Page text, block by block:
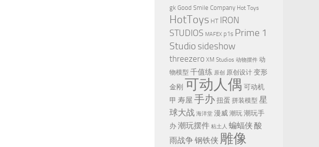
gk Good Smile Company Hot Toys
HotToys HT IRON
STUDIOS MAFEX p1s Prime 1
Studio sideshow
threezero XM Studios 动物摆件 动
物模型 千值练 原创 原创设计 变形
金刚 可动人偶 可动机
甲 寿屋 手办扭蛋 拼装模型 星
球大战 海洋堂 漫威 潮玩 潮玩手
办潮玩摆件 粘土人 蝙蝠侠酸
雨战争钢铁侠 雕像